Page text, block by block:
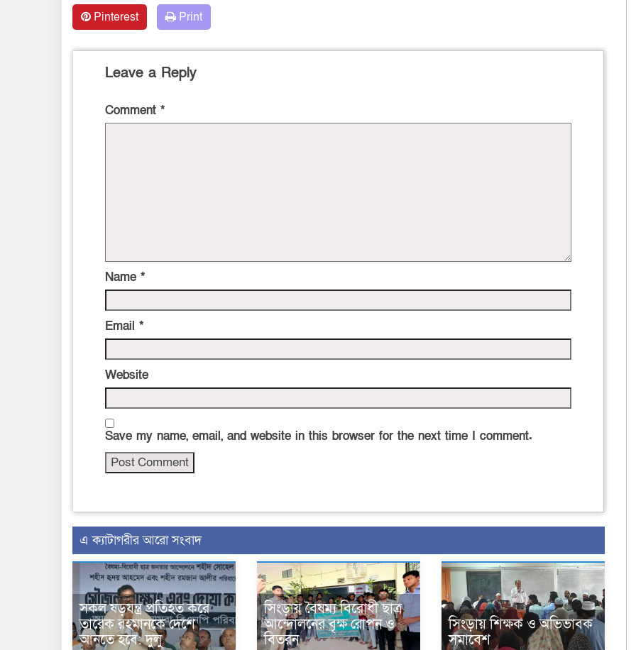
Pinterest
Print
Leave a Reply
Comment *
Name *
Email *
Website
Save my name, email, and website in this browser for the next time I comment.
এ ক্যাটাগরীর আরো সংবাদ
সকল ষড়যন্ত্র প্রতিহত করে
তারেক রহমানকে দেশে
আনতে হবে: দুলু
সিংড়ায় বৈষম্য বিরোধী ছাত্র
আন্দোলনের বৃক্ষ রোপন ও
বিতরন
সিংড়ায় শিক্ষক ও অভিভাবক
সমাবেশ